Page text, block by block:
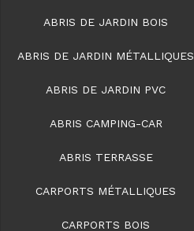
ABRIS DE JARDIN BOIS
ABRIS DE JARDIN MÉTALLIQUES
ABRIS DE JARDIN PVC
ABRIS CAMPING-CAR
ABRIS TERRASSE
CARPORTS MÉTALLIQUES
CARPORTS BOIS